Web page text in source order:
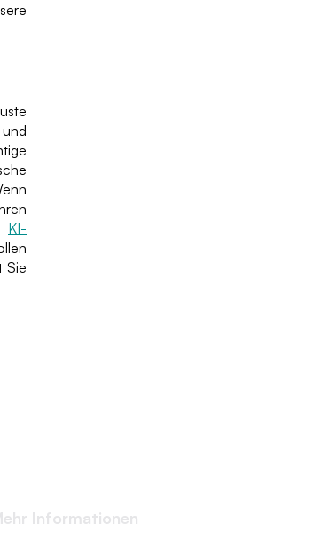
KI-
Sie
Informationen